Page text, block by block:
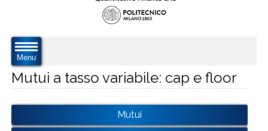
Menu
Mutui a tasso variabile: cap e floor
Mutui